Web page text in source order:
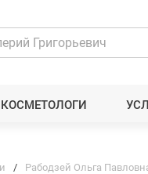
КОСМЕТОЛОГИ
Рабодзей Ольга